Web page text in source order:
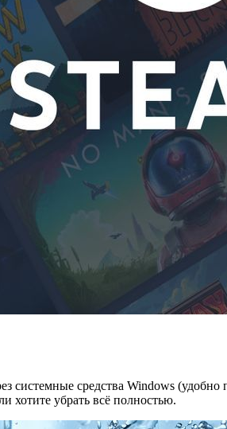
системные средства Windows
хотите убрать всё полностью.